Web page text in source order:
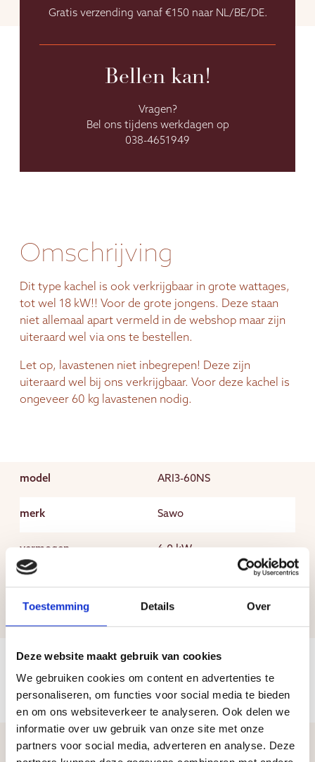
Toestemming Details Over
Deze website maakt gebruik van cookies
We gebruiken cookies om content en advertenties te
personaliseren, om functies voor social media te bieden
en om ons websiteverkeer te analyseren. Ook delen we
informatie over uw gebruik van onze site met onze
partners voor social media, adverteren en analyse. Deze
Gratis verzending vanaf €150 naar NL/BE/DE.
Bellen kan!
Vragen?
Bel ons tijdens werkdagen op
038-4651949
Omschrijving
Dit type kachel is ook verkrijgbaar in grote wattages,
tot wel 18 kW!! Voor de grote jongens. Deze staan
niet allemaal apart vermeld in de webshop maar zijn
uiteraard wel via ons te bestellen.
Let op, lavastenen niet inbegrepen! Deze zijn
uiteraard wel bij ons verkrijgbaar. Voor deze kachel is
ongeveer 60 kg lavastenen nodig.
model ARI3-60NS
merk Sawo
vermogen 6.0 kW
saunaruimte 5 tot 9 m3